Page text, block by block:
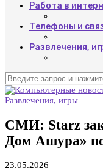
Работа в
Телефоны и
Развлечения,
Развлечения, игры
СМИ: Starz
Дом Ашура»
23.05.2026